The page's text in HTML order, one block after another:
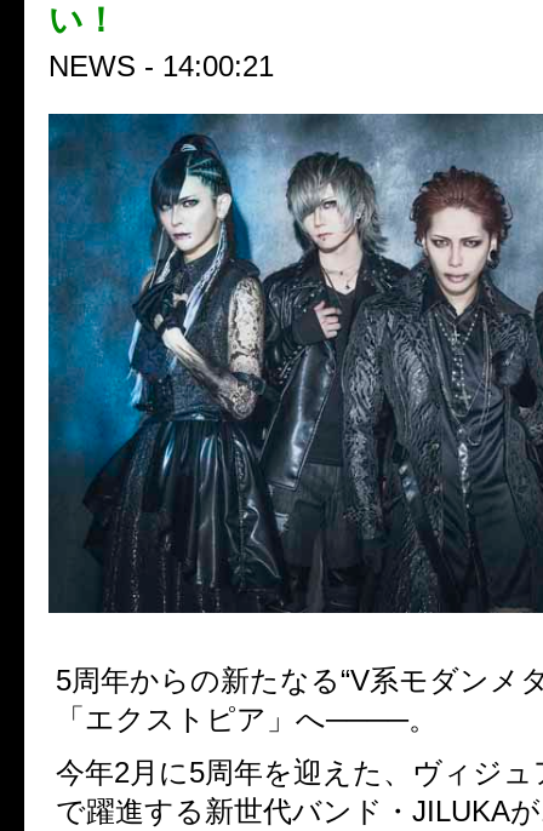
い！
NEWS - 14:00:21
5周年からの新たなる“V系モダンメ
「エクストピア」へ────。
今年2月に5周年を迎えた、ヴィジ
で躍進する新世代バンド・JILUKA